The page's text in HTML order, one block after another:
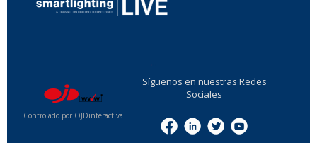
Controlado por OJDinteractiva
Síguenos en nuestras Redes
Sociales